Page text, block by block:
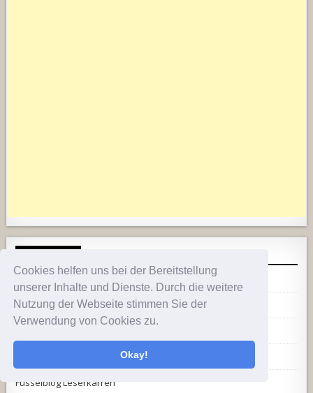
Cookies helfen uns bei der Bereitstellung
unserer Inhalte und Dienste. Durch die weitere
Nutzung der Webseite stimmen Sie der
Verwendung von Cookies zu.
Okay!
NAVIGATION
Worum geht es hier?
Über den Autor
KLEs komplette Fahrzeughistorie
Fusselblog Leserkarren